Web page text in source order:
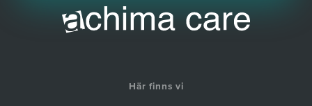
Här finns vi